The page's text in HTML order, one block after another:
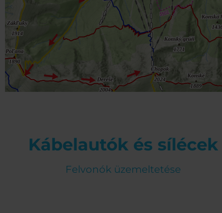
Kábelautók és sílécek
Felvonók üzemeltetése